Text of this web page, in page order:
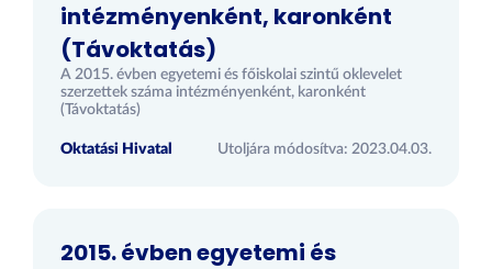
intézményenként, karonként
(Távoktatás)
A 2015. évben egyetemi és főiskolai szintű oklevelet
szerzettek száma intézményenként, karonként
(Távoktatás)
Oktatási Hivatal Utoljára módosítva: 2023.04.03.
2015. évben egyetemi és